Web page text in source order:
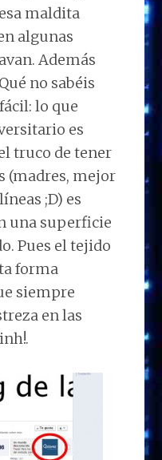
maldita
algunas
Además
no sabéis
lo que
es
truco de tener
(madres, mejor
;D) es
una superficie
Pues el tejido
forma
siempre
en las